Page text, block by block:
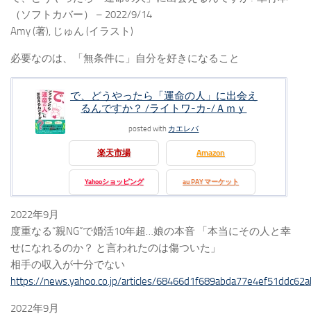
（ソフトカバー） – 2022/9/14
Amy (著), じゅん (イラスト)
必要なのは、「無条件に」自分を好きになること
で、どうやったら「運命の人」に出会え
るんですか？ /ライトワ-カ-/Ａｍｙ
posted with カエレバ
楽天市場 Amazon
Yahooショッピング au PAY マーケット
2022年9月
度重なる“親NG”で婚活10年超…娘の本音 「本当にその人と幸
せになれるのか？ と言われたのは傷ついた」
相手の収入が十分でない
https://news.yahoo.co.jp/articles/
2022年9月